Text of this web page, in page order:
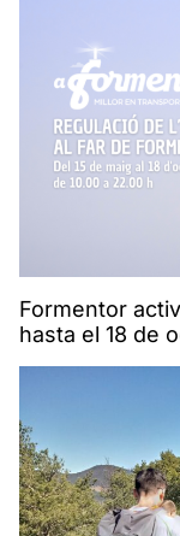
Formentor
hasta el 18 de